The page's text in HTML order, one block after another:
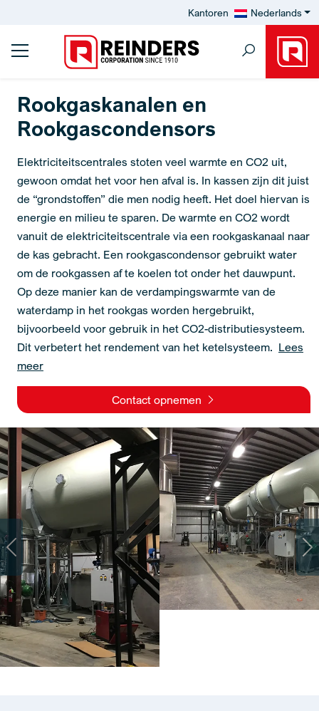
Kantoren Nederlands
Rookgaskanalen en
Rookgascondensors
Elektriciteitscentrales stoten veel warmte en CO2 uit,
gewoon omdat het voor hen afval is. In kassen zijn dit juist
de “grondstoffen” die men nodig heeft. Het doel hiervan is
energie en milieu te sparen. De warmte en CO2 wordt
vanuit de elektriciteitscentrale via een rookgaskanaal naar
de kas gebracht. Een rookgascondensor gebruikt water
om de rookgassen af te koelen tot onder het dauwpunt.
Op deze manier kan de verdampingswarmte van de
waterdamp in het rookgas worden hergebruikt,
bijvoorbeeld voor gebruik in het CO2-distributiesysteem.
Dit verbetert het rendement van het ketelsysteem. Lees
meer
Contact opnemen
Previous